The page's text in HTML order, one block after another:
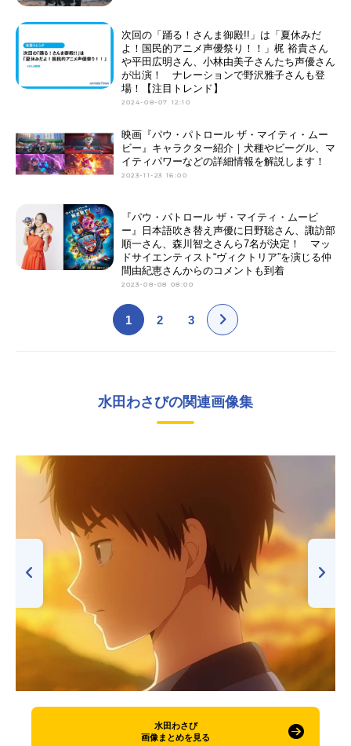
次回の「踊る！さんま御殿!!」は「夏休みだ
よ！国民的アニメ声優祭り！！」梶 裕貴さん
や平田広明さん、小林由美子さんたち声優さん
が出演！ ナレーションで野沢雅子さんも登
場！【注目トレンド】
2024-08-07 12:10
映画『パウ・パトロール ザ・マイティ・ムー
ビー』キャラクター紹介｜犬種やビーグル、マ
イティパワーなどの詳細情報を解説します！
2023-11-23 16:00
『パウ・パトロール ザ・マイティ・ムービ
ー』日本語吹き替え声優に日野聡さん、諏訪部
順一さん、森川智之さんら7名が決定！ マッ
ドサイエンティスト“ヴィクトリア”を演じる仲
間由紀恵さんからのコメントも到着
2023-08-08 08:00
1 2 3
水田わさびの関連画像集
水田わさび
画像まとめを見る